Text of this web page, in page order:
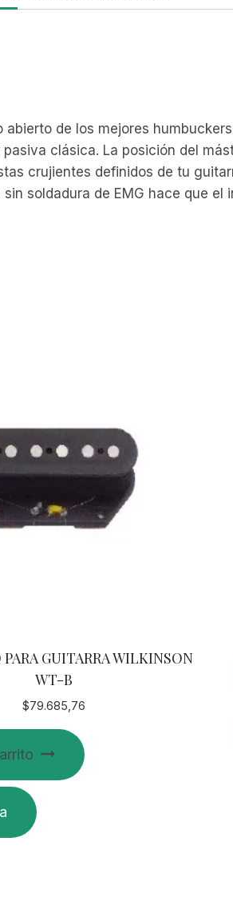
de los mejores
clásica. La posición del
crujientes definidos de tu
soldadura de EMG hace que
GUITARRA WILKINSON
WT-B
$79.685,76